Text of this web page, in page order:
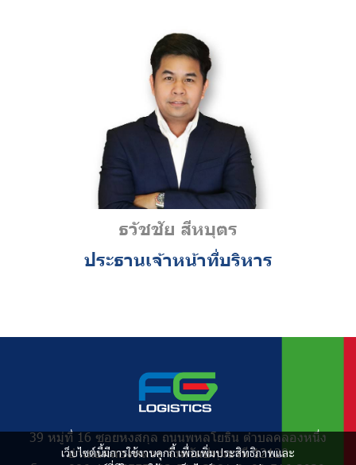
ธวัชชัย สีหบุตร
ประธานเจ้าหน้าที่บริหาร
เว็บไซต์นี้มีการใช้งานคุกกี้ เพื่อเพิ่มประสิทธิภาพและ
39 หมู่ที่ 16 ซอยหงสกุล ถนนพหลโยธิน ตำบลคลองหนึ่ง
อำเภอคลองหลวง จังหวัดปทุมธานี 12120